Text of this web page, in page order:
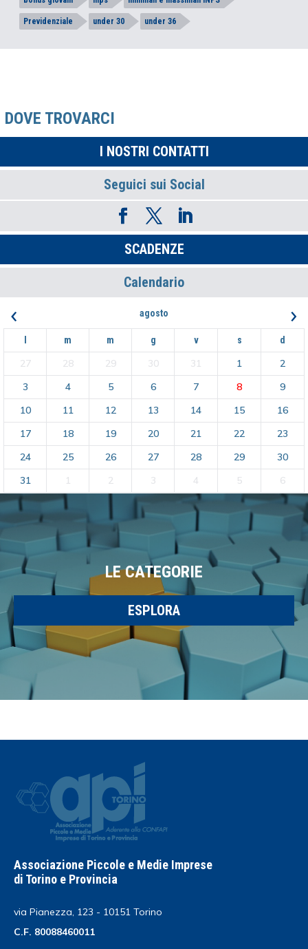
Previdenziale under 30 under 36
DOVE TROVARCI
I NOSTRI CONTATTI
Seguici sui Social
SCADENZE
Calendario
‹ agosto ›
m m g v s d
27 28 29 30 31 1
2
3
4 5 6 7 8
9
10
11 12 13 14 15
16
17
18 19 20 21 22
23
24
25 26 27 28 29
30
31
1 2 3 4 5 6
LE CATEGORIE
ESPLORA
Associazione Piccole e Medie Imprese
di Torino e Provincia
via Pianezza, 123 - 10151 Torino
C.F. 80088460011